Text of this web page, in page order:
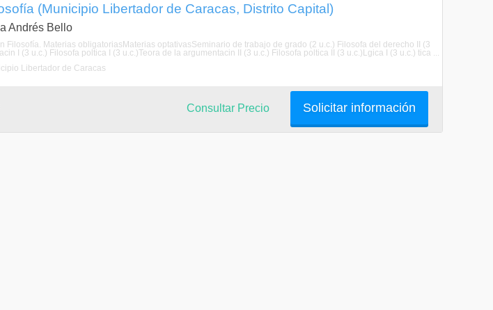
(Municipio Libertador de Caracas, Distrito Capital)
Andrés Bello
Filosofía. Materias obligatoriasMaterias optativasSeminario de trabajo de grado (2 u.c.) Filosofa del derecho II (3
I (3 u.c.) Filosofa poltica I (3 u.c.)Teora de la argumentacin II (3 u.c.) Filosofa poltica II (3 u.c.)Lgica I (3 u.c.) tica ...
Libertador de Caracas
Solicitar información
Consultar Precio